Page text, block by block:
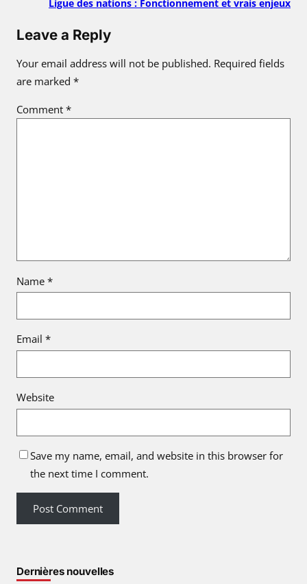
Ligue des nations : Fonctionnement et vrais enjeux
Leave a Reply
Your email address will not be published. Required fields
are marked *
Comment *
Name *
Email *
Website
Save my name, email, and website in this browser for
the next time I comment.
Dernières nouvelles